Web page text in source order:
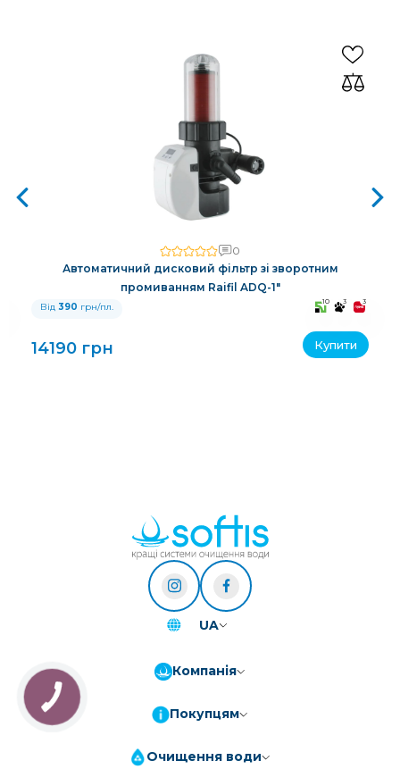
0
Автоматичний дисковий фільтр зі зворотним
промиванням Raifil ADQ-1"
Від 390 грн/пл. 10 3 3
14190 грн Купити
UA
Компанія
Покупцям
Очищення води